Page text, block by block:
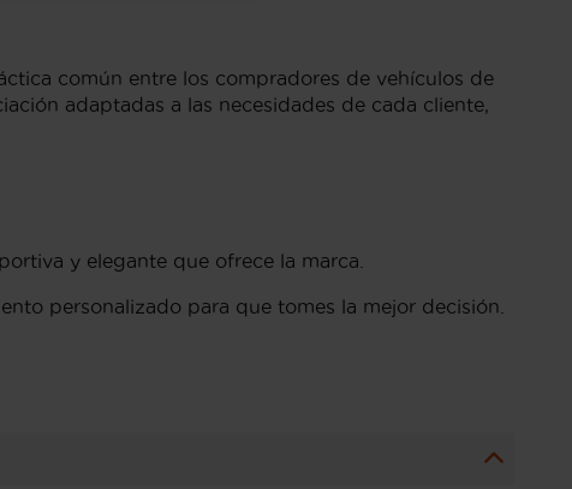
común entre los compradores de vehículos de
adaptadas a las necesidades de cada cliente,
y elegante que ofrece la marca.
personalizado para que tomes la mejor decisión.